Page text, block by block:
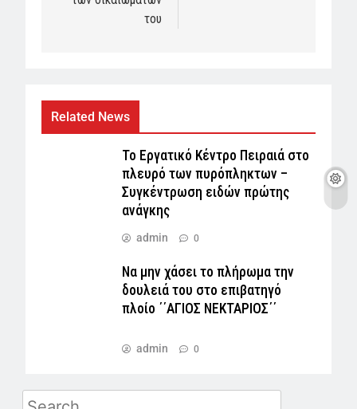
του
Related News
Το Εργατικό Κέντρο Πειραιά στο
πλευρό των πυρόπληκτων –
Συγκέντρωση ειδών πρώτης
ανάγκης
admin 0
Να μην χάσει το πλήρωμα την
δουλειά του στο επιβατηγό
πλοίο ΄΄ΑΓΙΟΣ ΝΕΚΤΑΡΙΟΣ΄΄
admin 0
Search